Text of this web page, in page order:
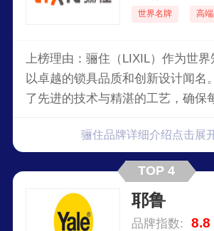
世界名牌 高
上榜理由：骊住（LIXIL）作为世界
以卓越的锁具品质和创新设计闻名
了先进的技术与精湛的工艺，确保
更结合现代智能科技，提供便捷的
无论是家用还是商用，骊住锁具都
的需求，提供稳定可靠的安全保障
具，不仅体现您的品位与追求，更
侈品牌带来的安全、便捷和卓越体验
骊住品牌详细介绍点击展
TOP 4
耶鲁
品牌指数: 8.8